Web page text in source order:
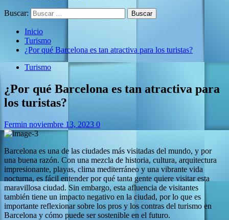
Buscar:
Inicio
Turismo
¿Por qué Barcelona es tan atractiva para los turistas?
Turismo
¿Por qué Barcelona es tan atractiva para
los turistas?
Fermin noviembre 13, 2023 0
Barcelona es una de las ciudades más visitadas del mundo, y por
una buena razón. Con una mezcla de historia, cultura, arquitectura
impresionante, playas, clima mediterráneo y una vibrante vida
nocturna, es fácil entender por qué tanta gente quiere visitar esta
maravillosa ciudad. Sin embargo, esta afluencia de visitantes
también tiene un impacto negativo en la ciudad, por lo que es
importante reflexionar sobre los pros y los contras del turismo en
Barcelona y cómo puede ser sostenible en el futuro.